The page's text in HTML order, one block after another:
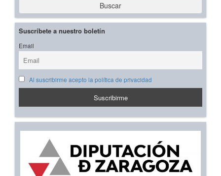
Buscar
Suscríbete a nuestro boletín
Email
Al suscribirme acepto la política de privacidad